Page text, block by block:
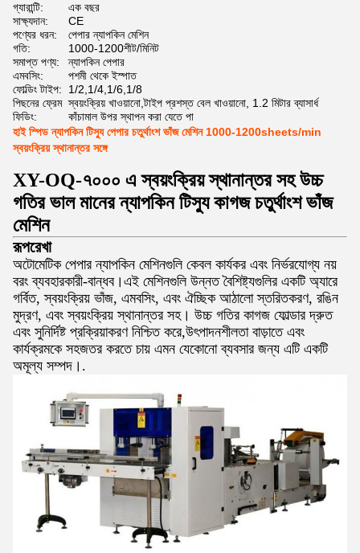
গ্যারান্টি:
এক বছর
সাক্ষ্যদান:
CE
পণ্যের ধরন:
পেপার ন্যাপকিন মেশিন
গতি:
1000-1200শীট/মিনিট
সমাপ্ত পণ্য:
ন্যাপকিন পেপার
এমবসিং:
পশমী থেকে ইস্পাত
ফোল্ডিং টাইপ:
1/2,1/4,1/6,1/8
পিছনের ফ্রেম
ফিডিং:
স্বয়ংক্রিয় খাওয়ানো,টাইপ প্রশস্ত বেল খাওয়ানো, 1.2 মিটার ব্যাসার্ধ
কাঁচামাল উপর স্থাপন করা যেতে পা
হাই স্পিড ন্যাপকিন টিস্যু পেপার চতুর্থাংশ ভাঁজ মেশিন 1000-1200sheets/min
স্বয়ংক্রিয় স্থানান্তর সঙ্গে
XY-OQ-৭০০০ এ স্বয়ংক্রিয় স্থানান্তর সহ উচ্চ
গতির ভাল মানের ন্যাপকিন টিস্যু কাগজ চতুর্থাংশ ভাঁজ
মেশিন
রূপরেখা
অটোমেটিক পেপার ন্যাপকিন মেশিনগুলি কেবল কার্যকর এবং নির্ভরযোগ্য নয়
বরং ব্যবহারকারী-বান্ধব।এই মেশিনগুলি উন্নত বৈশিষ্ট্যগুলির একটি অ্যারে
গর্বিত, স্বয়ংক্রিয় ভাঁজ, এমবসিং, এবং ঐচ্ছিক আঠালো স্তরিতকরণ, রঙিন
মুদ্রণ, এবং স্বয়ংক্রিয় স্থানান্তর সহ। উচ্চ গতির কাগজ ফোল্ডার দ্রুত
এবং সুনির্দিষ্ট প্রক্রিয়াকরণ নিশ্চিত করে,উৎপাদনশীলতা বাড়াতে এবং
কার্যক্রমকে সহজতর করতে চায় এমন যেকোনো ব্যবসার জন্য এটি একটি
অমূল্য সম্পদ।.